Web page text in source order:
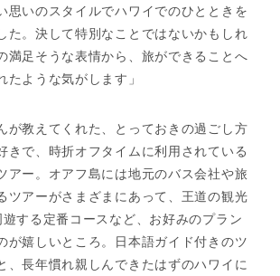
思いのスタイルでハワイでのひとときを
た。決して特別なことではないかもしれ
満足そうな表情から、旅ができることへ
ような気がします」
が教えてくれた、とっておきの過ごし方
きで、時折オフタイムに利用されている
アー。オアフ島には地元のバス会社や旅
ツアーがさまざまにあって、王道の観光
する定番コースなど、お好みのプラン
が嬉しいところ。日本語ガイド付きのツ
、長年慣れ親しんできたはずのハワイに